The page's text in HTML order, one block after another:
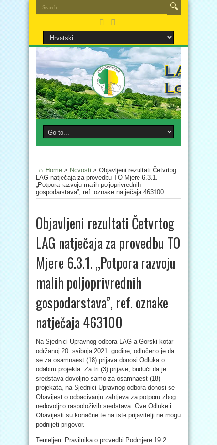
Home > Novosti > Objavljeni rezultati Četvrtog
LAG natječaja za provedbu TO Mjere 6.3.1.
„Potpora razvoju malih poljoprivrednih
gospodarstava”, ref. oznake natječaja 463100
Objavljeni rezultati Četvrtog
LAG natječaja za provedbu TO
Mjere 6.3.1. „Potpora razvoju
malih poljoprivrednih
gospodarstava”, ref. oznake
natječaja 463100
Na Sjednici Upravnog odbora LAG-a Gorski kotar
održanoj 20. svibnja 2021. godine, odlučeno je da
se za osamnaest (18) prijava donosi Odluka o
odabiru projekta. Za tri (3) prijave, budući da je
sredstava dovoljno samo za osamnaest (18)
projekata, na Sjednici Upravnog odbora donosi se
Obavijest o odbacivanju zahtjeva za potporu zbog
nedovoljno raspoloživih sredstava. Ove Odluke i
Obavijesti su konačne te na iste prijavitelji ne mogu
podnijeti prigovor.
Temeljem Pravilnika o provedbi Podmjere 19.2.